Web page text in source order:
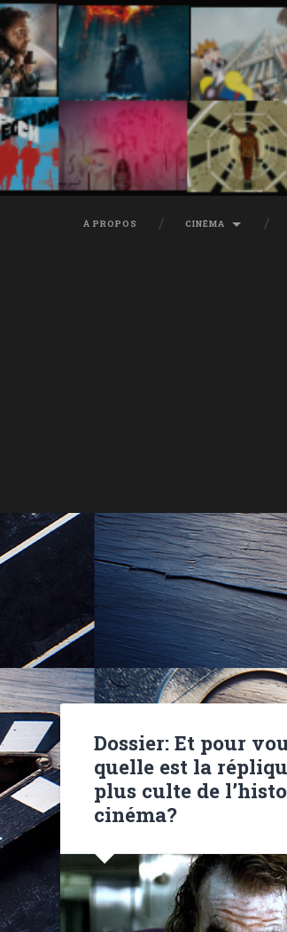
À PROPOS CINÉMA
Dossier: Et pour
quelle est la
plus culte de
cinéma?